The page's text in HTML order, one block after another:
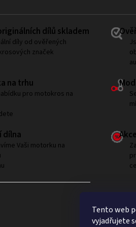
Tento web
vyjadřujete
dílů skladem
díly od ověřených
značek
na trhu
pro motokros na
dílna
Vaši motorku na